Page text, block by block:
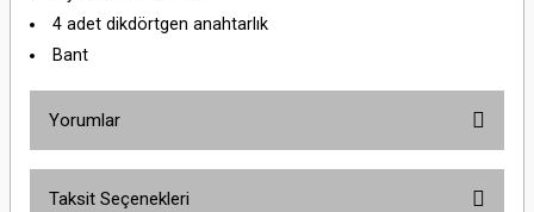
4 adet dikdörtgen anahtarlık
Bant
Yorumlar
Taksit Seçenekleri